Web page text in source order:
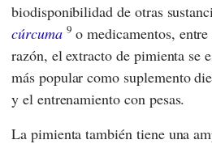
biodisponibilidad de otras
cúrcuma 9 o medicamentos,
razón, el extracto de pimienta se
más popular como suplemento
y el entrenamiento con pesas.
La pimienta también tiene una